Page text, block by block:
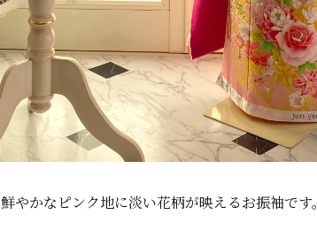
鮮やかなピンク地に淡い花柄が映えるお振袖です。